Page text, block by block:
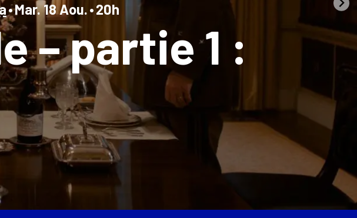
•Mar. 18 Aou.•20h
– partie 1 :